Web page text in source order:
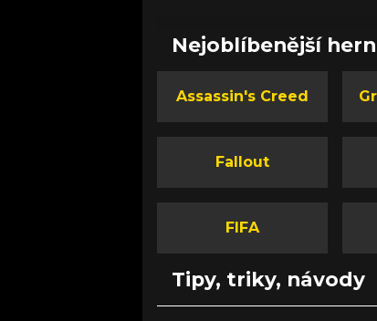
jsme strávili bojem za svobodu
Nejoblíbenější
Assassin's Creed
Fallout
FIFA
Tipy, triky, návody